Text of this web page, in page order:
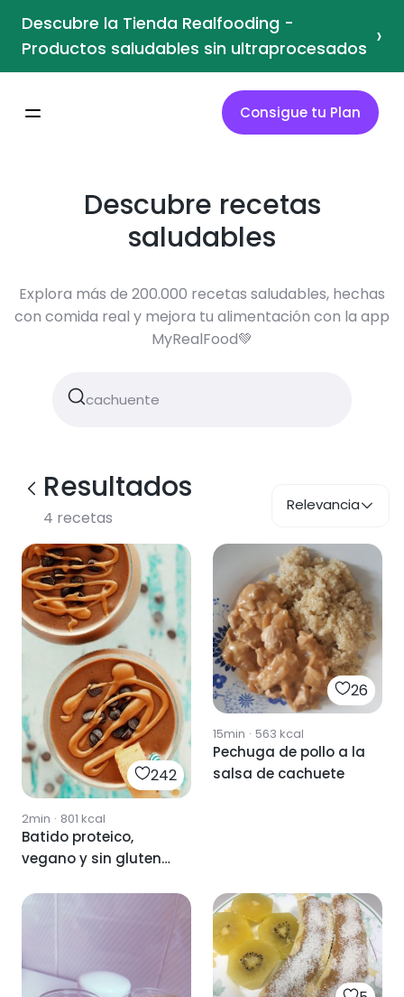
Descubre la Tienda Realfooding -
Productos saludables sin ultraprocesados ›
Consigue tu Plan
Descubre recetas
saludables
Explora más de 200.000 recetas saludables, hechas
con comida real y mejora tu alimentación con la app
MyRealFood💚
Resultados
4 recetas
Relevancia
242
2min · 801 kcal
Batido proteico,
vegano y sin gluten
mantequilla de
26
15min · 563 kcal
Pechuga de pollo a la
salsa de cachuete